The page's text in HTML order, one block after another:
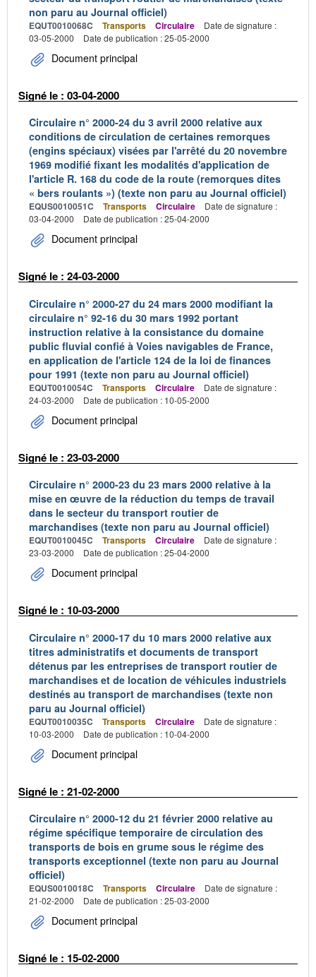
non paru au Journal officiel)
EQUT0010068C Transports Circulaire
Date de signature :
03-05-2000
Date de publication : 25-05-2000
Document principal
Signé le : 03-04-2000
Circulaire n° 2000-24 du 3 avril 2000 relative aux
conditions de circulation de certaines remorques
(engins spéciaux) visées par l'arrêté du 20 novembre
1969 modifié fixant les modalités d'application de
l'article R. 168 du code de la route (remorques dites
« bers roulants ») (texte non paru au Journal officiel)
EQUS0010051C Transports Circulaire
Date de signature :
03-04-2000
Date de publication : 25-04-2000
Document principal
Signé le : 24-03-2000
Circulaire n° 2000-27 du 24 mars 2000 modifiant la
circulaire n° 92-16 du 30 mars 1992 portant
instruction relative à la consistance du domaine
public fluvial confié à Voies navigables de France,
en application de l'article 124 de la loi de finances
pour 1991 (texte non paru au Journal officiel)
EQUT0010054C Transports Circulaire
Date de signature :
24-03-2000
Date de publication : 10-05-2000
Document principal
Signé le : 23-03-2000
Circulaire n° 2000-23 du 23 mars 2000 relative à la
mise en œuvre de la réduction du temps de travail
dans le secteur du transport routier de
marchandises (texte non paru au Journal officiel)
EQUT0010045C Transports Circulaire
Date de signature :
23-03-2000
Date de publication : 25-04-2000
Document principal
Signé le : 10-03-2000
Circulaire n° 2000-17 du 10 mars 2000 relative aux
titres administratifs et documents de transport
détenus par les entreprises de transport routier de
marchandises et de location de véhicules industriels
destinés au transport de marchandises (texte non
paru au Journal officiel)
EQUT0010035C Transports Circulaire
Date de signature :
10-03-2000
Date de publication : 10-04-2000
Document principal
Signé le : 21-02-2000
Circulaire n° 2000-12 du 21 février 2000 relative au
régime spécifique temporaire de circulation des
transports de bois en grume sous le régime des
transports exceptionnel (texte non paru au Journal
officiel)
EQUS0010018C Transports Circulaire
Date de signature :
21-02-2000
Date de publication : 25-03-2000
Document principal
Signé le : 15-02-2000